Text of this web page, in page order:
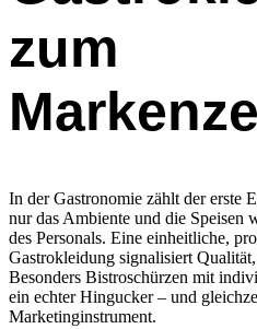
zum
In der Gastronomie zählt der erste
nur das Ambiente und die Speisen
des Personals. Eine einheitliche,
Gastrokleidung signalisiert
Besonders Bistroschürzen mit
ein echter Hingucker – und
Marketinginstrument.